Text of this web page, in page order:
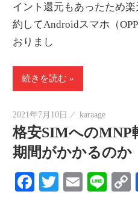
イント還元もあったため
約してAndroidスマホ（
おりまし
続きを読む
2021年7月10日 karaage
格安SIMへのMNP
期間がかかるのか
Facebook
Twitter
Email